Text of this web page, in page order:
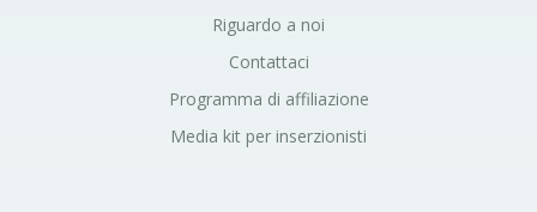
Riguardo a noi
Contattaci
Programma di affiliazione
Media kit per inserzionisti